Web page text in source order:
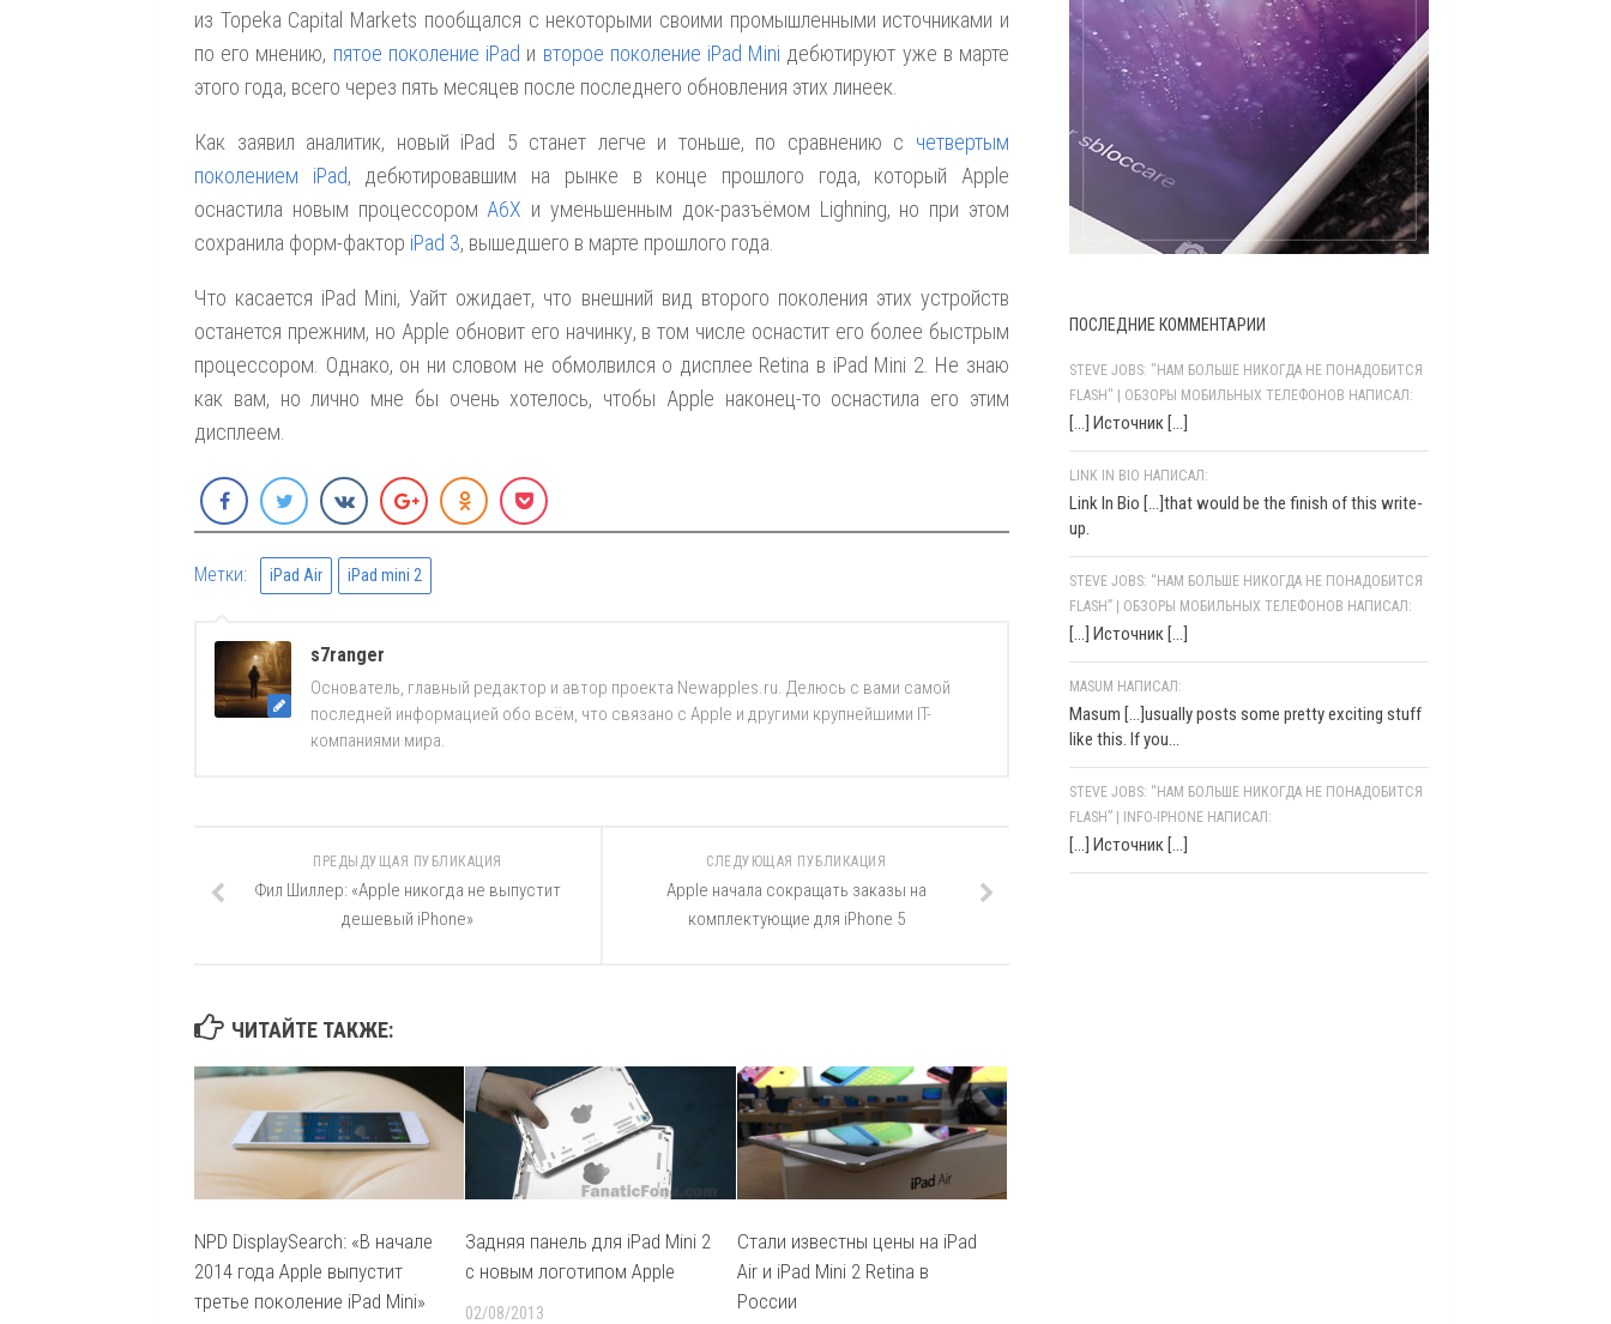
из Topeka Capital Markets пообщался с некоторыми своими промышленными источниками и
по его мнению, пятое поколение iPad и второе поколение iPad Mini дебютируют уже в марте
этого года, всего через пять месяцев после последнего обновления этих линеек.
Как заявил аналитик, новый iPad 5 станет легче и тоньше, по сравнению с четвертым
поколением iPad, дебютировавшим на рынке в конце прошлого года, который Apple
оснастила новым процессором A6X и уменьшенным док-разъёмом Lighning, но при этом
сохранила форм-фактор iPad 3, вышедшего в марте прошлого года.
Что касается iPad Mini, Уайт ожидает, что внешний вид второго поколения этих устройств
останется прежним, но Apple обновит его начинку, в том числе оснастит его более быстрым
процессором. Однако, он ни словом не обмолвился о дисплее Retina в iPad Mini 2. Не знаю
как вам, но лично мне бы очень хотелось, чтобы Apple наконец-то оснастила его этим
дисплеем.
Метки: iPad Air iPad mini 2
s7ranger
Основатель, главный редактор и автор проекта Newapples.ru. Делюсь с вами самой
последней информацией обо всём, что связано с Apple и другими крупнейшими IT-
компаниями мира.
СЛЕДУЮЩАЯ ПУБЛИКАЦИЯ
Apple начала сокращать заказы на
комплектующие для iPhone 5
ПРЕДЫДУЩАЯ ПУБЛИКАЦИЯ
Фил Шиллер: «Apple никогда не выпустит
дешевый iPhone»
ЧИТАЙТЕ ТАКЖЕ:
NPD DisplaySearch: «В начале
2014 года Apple выпустит
третье поколение iPad Mini»
Задняя панель для iPad Mini 2
с новым логотипом Apple
02/08/2013
Стали известны цены на iPad
Air и iPad Mini 2 Retina в
России
ПОСЛЕДНИЕ КОММЕНТАРИИ
STEVE JOBS: "НАМ БОЛЬШЕ НИКОГДА НЕ ПОНАДОБИТСЯ
FLASH" | ОБЗОРЫ МОБИЛЬНЫХ ТЕЛЕФОНОВ НАПИСАЛ:
[…] Источник […]
LINK IN BIO НАПИСАЛ:
Link In Bio [...]that would be the finish of this write-
up.
STEVE JOBS: “НАМ БОЛЬШЕ НИКОГДА НЕ ПОНАДОБИТСЯ
FLASH” | ОБЗОРЫ МОБИЛЬНЫХ ТЕЛЕФОНОВ НАПИСАЛ:
[…] Источник […]
MASUM НАПИСАЛ:
Masum [...]usually posts some pretty exciting stuff
like this. If you...
STEVE JOBS: “НАМ БОЛЬШЕ НИКОГДА НЕ ПОНАДОБИТСЯ
FLASH” | INFO-IPHONE НАПИСАЛ:
[…] Источник […]